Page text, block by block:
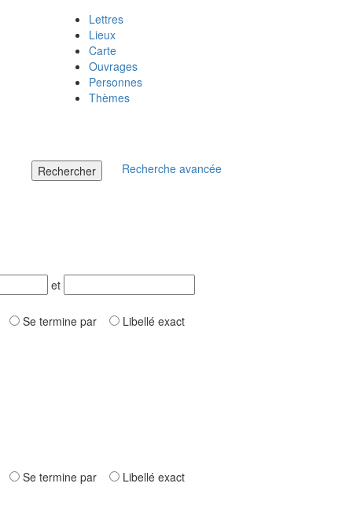
Lettres
Lieux
Carte
Ouvrages
Personnes
Thèmes
Rechercher Recherche avancée
et
Se termine par Libellé exact
Se termine par Libellé exact